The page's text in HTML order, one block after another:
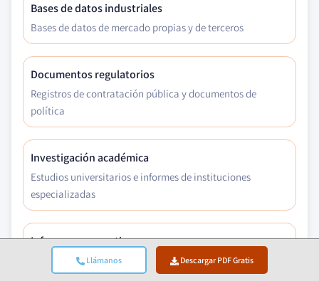
Llámanos Descargar PDF Gratis
Bases de datos industriales
Bases de datos de mercado propias y de terceros
Documentos regulatorios
Registros de contratación pública y documentos de
política
Investigación académica
Estudios universitarios e informes de instituciones
especializadas
Informes corporativos
Informes anuales, presentaciones a inversores y
declaraciones